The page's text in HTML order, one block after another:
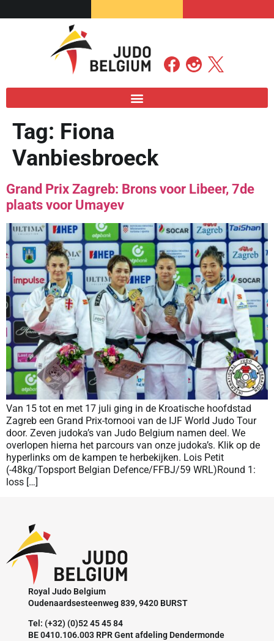
Tag: Fiona
Vanbiesbroeck
Grand Prix Zagreb: Brons voor Libeer, 7de
plaats voor Umayev
Van 15 tot en met 17 juli ging in de Kroatische hoofdstad
Zagreb een Grand Prix-tornooi van de IJF World Judo Tour
door. Zeven judoka’s van Judo Belgium namen deel. We
overlopen hierna het parcours van onze judoka’s. Klik op de
hyperlinks om de kampen te herbekijken. Lois Petit
(-48kg/Topsport Belgian Defence/FFBJ/59 WRL)Round 1:
loss […]
Royal Judo Belgium
Oudenaardsesteenweg 839, 9420 BURST
Tel: (+32) (0)52 45 45 84
BE 0410.106.003 RPR Gent afdeling Dendermonde